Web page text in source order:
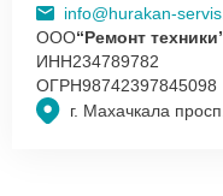
г. Махачкала
info@hurakan-
ООО“Ремонт
ИНН234789782
ОГРН98742397845098